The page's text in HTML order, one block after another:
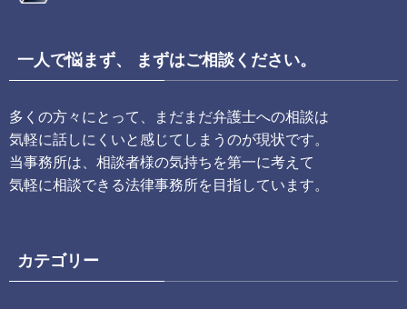
一人で悩まず、 まずはご相談ください。
多くの方々にとって、まだまだ弁護士への相談は
気軽に話しにくいと感じてしまうのが現状です。
当事務所は、相談者様の気持ちを第一に考えて
気軽に相談できる法律事務所を目指しています。
カテゴリー